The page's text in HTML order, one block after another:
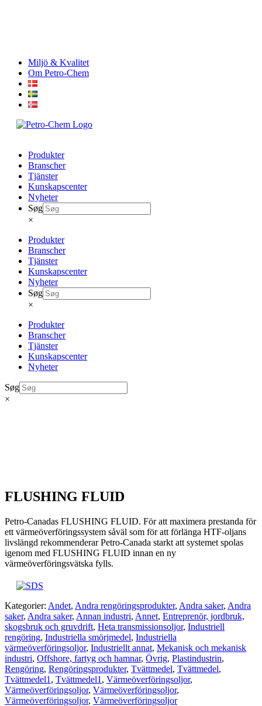
content
Miljö & Kvalitet
Om Petro-Chem
Produkter
Branscher
Tjänster
Kunskapscenter
Nyheter
Søg
×
Produkter
Branscher
Tjänster
Kunskapscenter
Nyheter
Søg
×
Produkter
Branscher
Tjänster
Kunskapscenter
Nyheter
Søg
×
FLUSHING FLUID
Petro-Canadas FLUSHING FLUID. För att maximera prestanda för
ett värmeöverföringssystem såväl som för att förlänga HTF-oljans
livslängd rekommenderar Petro-Canada starkt att systemet spolas
igenom med FLUSHING FLUID innan en ny
värmeöverföringsvätska fylls.
Kategorier: Andet, Andra rengöringsprodukter, Andra saker, Andra
saker, Andra saker, Annan industri, Annet, Entreprenör, jordbruk,
skogsbruk och gruvdrift, Heta transmissionsoljor, Industriell
rengöring, Industriella smörjmedel, Industriella
värmeöverföringsoljor, Industriellt annat, Mekanisk och mekanisk
industri, Offshore, fartyg och hamnar, Övrig, Plastindustrin,
Rengöring, Rengöringsprodukter, Tvättmedel, Tvättmedel,
Tvättmedel1 , Tvättmedel1 , Värmeöverföringsoljor,
Värmeöverföringsoljor, Värmeöverföringsoljor,
Värmeöverföringsoljor, Värmeöverföringsoljor